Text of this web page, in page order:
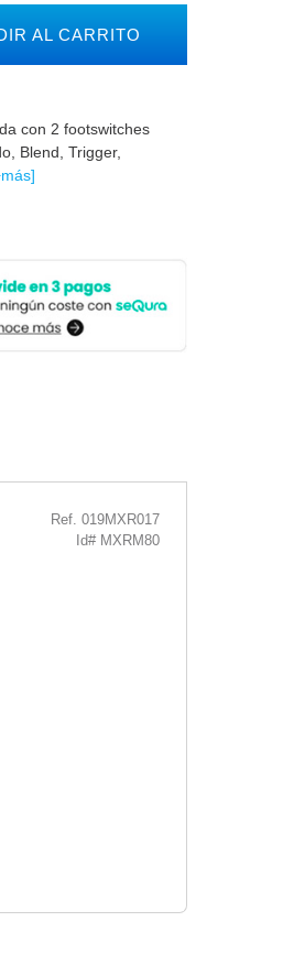
AL CARRITO
con 2 footswitches
Blend, Trigger,
Ref. 019MXR017
Id# MXRM80